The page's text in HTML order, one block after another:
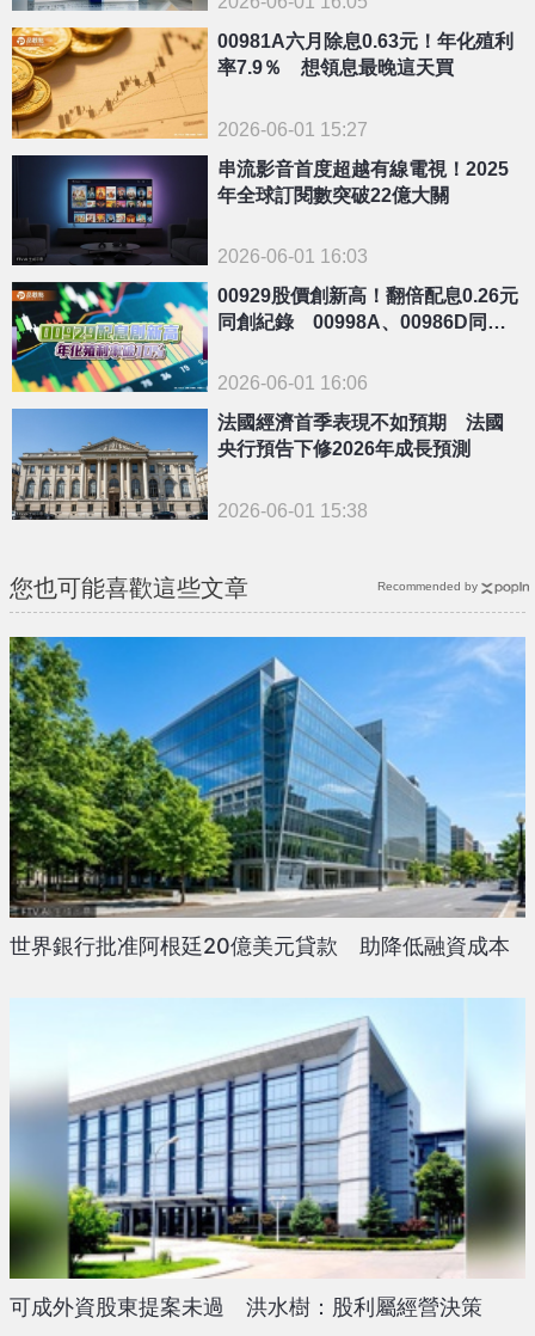
00981A六月除息0.63元！年化殖利
率7.9％ 想領息最晚這天買
2026-06-01 15:27
串流影音首度超越有線電視！2025
年全球訂閱數突破22億大關
2026-06-01 16:03
00929股價創新高！翻倍配息0.26元
同創紀錄 00998A、00986D同日
2026-06-01 16:06
法國經濟首季表現不如預期 法國
央行預告下修2026年成長預測
2026-06-01 15:38
您也可能喜歡這些文章
世界銀行批准阿根廷20億美元貸款 助降低融資成本
可成外資股東提案未過 洪水樹：股利屬經營決策
Recommended by